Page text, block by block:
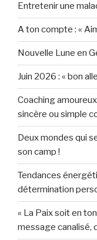
Entretenir une
A ton compte : «
Nouvelle Lune en
Juin 2026 : « bon
Coaching
sincère ou simple
Deux mondes qui
son camp !
Tendances
détermination
« La Paix soit en
message canalisé,